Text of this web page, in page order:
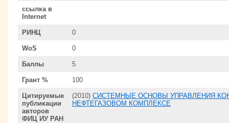
ссылка в
Internet
РИНЦ 0
WoS 0
Баллы 5
Грант % 100
Цитируемые
публикации
авторов
ФИЦ ИУ РАН
(2010) СИСТЕМНЫЕ ОСНОВЫ УПРАВЛЕНИЯ
НЕФТЕГАЗОВОМ КОМПЛЕКСЕ